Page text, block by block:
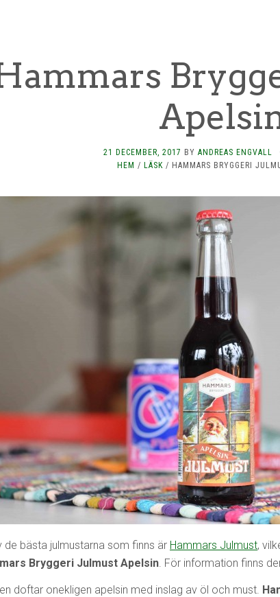
21 DECEMBER, 2017 BY ANDREAS ENGVALL
HEM / LÄSK/ HAMMARS BRYGGERI
de bästa julmustarna som finns är Hammars Julmust,
Bryggeri Julmust Apelsin. För information finns
doftar onekligen apelsin med inslag av öl och must.